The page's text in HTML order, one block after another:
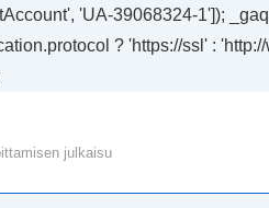
'UA-39068324-1']);
? 'https://ssl' :
julkaisu